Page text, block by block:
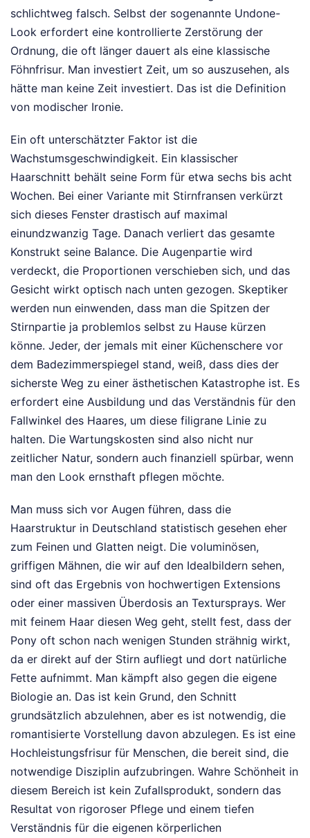
schlichtweg falsch. Selbst der sogenannte Undone-
Look erfordert eine kontrollierte Zerstörung der
Ordnung, die oft länger dauert als eine klassische
Föhnfrisur. Man investiert Zeit, um so auszusehen, als
hätte man keine Zeit investiert. Das ist die Definition
von modischer Ironie.
Ein oft unterschätzter Faktor ist die
Wachstumsgeschwindigkeit. Ein klassischer
Haarschnitt behält seine Form für etwa sechs bis acht
Wochen. Bei einer Variante mit Stirnfransen verkürzt
sich dieses Fenster drastisch auf maximal
einundzwanzig Tage. Danach verliert das gesamte
Konstrukt seine Balance. Die Augenpartie wird
verdeckt, die Proportionen verschieben sich, und das
Gesicht wirkt optisch nach unten gezogen. Skeptiker
werden nun einwenden, dass man die Spitzen der
Stirnpartie ja problemlos selbst zu Hause kürzen
könne. Jeder, der jemals mit einer Küchenschere vor
dem Badezimmerspiegel stand, weiß, dass dies der
sicherste Weg zu einer ästhetischen Katastrophe ist. Es
erfordert eine Ausbildung und das Verständnis für den
Fallwinkel des Haares, um diese filigrane Linie zu
halten. Die Wartungskosten sind also nicht nur
zeitlicher Natur, sondern auch finanziell spürbar, wenn
man den Look ernsthaft pflegen möchte.
Man muss sich vor Augen führen, dass die
Haarstruktur in Deutschland statistisch gesehen eher
zum Feinen und Glatten neigt. Die voluminösen,
griffigen Mähnen, die wir auf den Idealbildern sehen,
sind oft das Ergebnis von hochwertigen Extensions
oder einer massiven Überdosis an Textursprays. Wer
mit feinem Haar diesen Weg geht, stellt fest, dass der
Pony oft schon nach wenigen Stunden strähnig wirkt,
da er direkt auf der Stirn aufliegt und dort natürliche
Fette aufnimmt. Man kämpft also gegen die eigene
Biologie an. Das ist kein Grund, den Schnitt
grundsätzlich abzulehnen, aber es ist notwendig, die
romantisierte Vorstellung davon abzulegen. Es ist eine
Hochleistungsfrisur für Menschen, die bereit sind, die
notwendige Disziplin aufzubringen. Wahre Schönheit in
diesem Bereich ist kein Zufallsprodukt, sondern das
Resultat von rigoroser Pflege und einem tiefen
Verständnis für die eigenen körperlichen